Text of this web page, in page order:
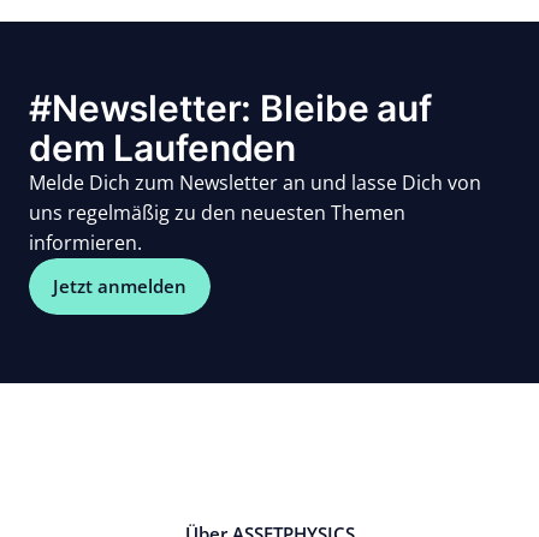
#Newsletter: Bleibe auf
dem Laufenden
Melde Dich zum Newsletter an und lasse Dich von
uns regelmäßig zu den neuesten Themen
informieren.
Jetzt anmelden